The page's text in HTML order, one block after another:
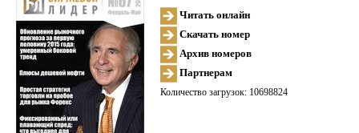
Читать онлайн
Скачать номер
Архив номеров
Партнерам
Количество загрузок: 10698824